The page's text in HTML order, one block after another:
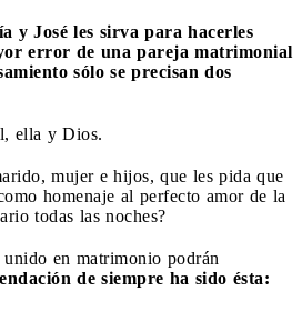
y José les sirva para hacerles
error de una pareja matrimonial
sólo se precisan dos
ella y Dios.
mujer e hijos, que les pida que
homenaje al perfecto amor de la
todas las noches?
unido en matrimonio podrán
de siempre ha sido ésta: